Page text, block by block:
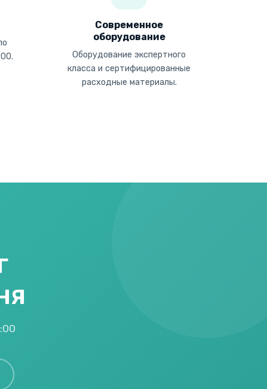
Современное
оборудование
Оборудование экспертного
класса и сертифицированные
расходные материалы.